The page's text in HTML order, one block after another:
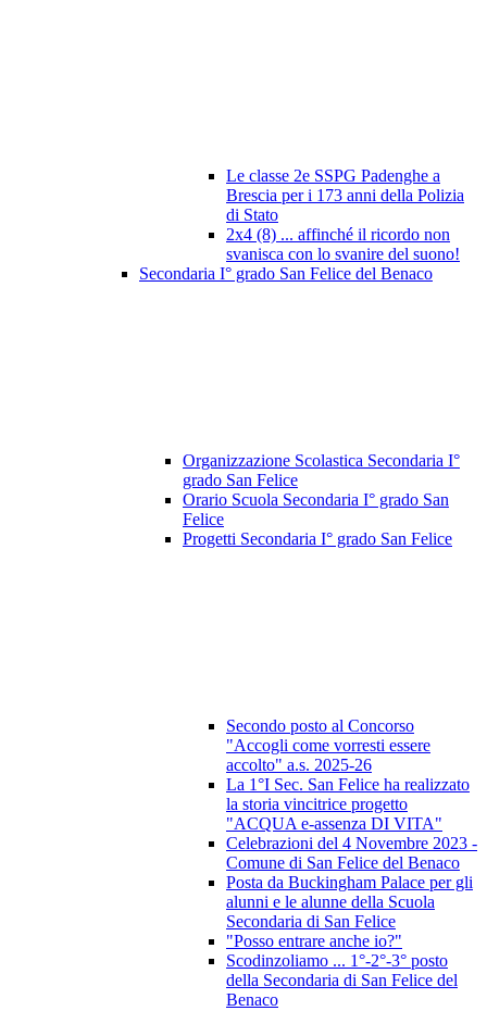
Le classe 2e SSPG Padenghe a
Brescia per i 173 anni della Polizia
di Stato
2x4 (8) ... affinché il ricordo non
svanisca con lo svanire del suono!
Secondaria I° grado San Felice del Benaco
Organizzazione Scolastica Secondaria I°
grado San Felice
Orario Scuola Secondaria I° grado San
Felice
Progetti Secondaria I° grado San Felice
Secondo posto al Concorso
"Accogli come vorresti essere
accolto" a.s. 2025-26
La 1°I Sec. San Felice ha realizzato
la storia vincitrice progetto
"ACQUA e-assenza DI VITA"
Celebrazioni del 4 Novembre 2023 -
Comune di San Felice del Benaco
Posta da Buckingham Palace per gli
alunni e le alunne della Scuola
Secondaria di San Felice
"Posso entrare anche io?"
Scodinzoliamo ... 1°-2°-3° posto
della Secondaria di San Felice del
Benaco